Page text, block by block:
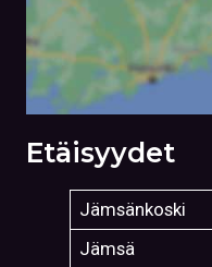
Etäisyydet
Jämsänkoski
Jämsä